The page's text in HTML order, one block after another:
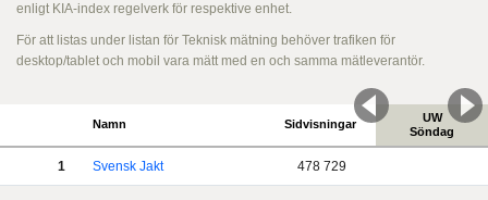
enligt KIA-index regelverk för respektive enhet.
För att listas under listan för Teknisk mätning behöver trafiken för
desktop/tablet och mobil vara mätt med en och samma mätleverantör.
Namn Sidvisningar
UW
Söndag
1 Svensk Jakt 478 729